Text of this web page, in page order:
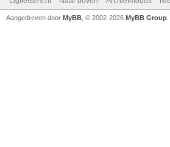
Aangedreven door MyBB , © 2002-2026 MyBB Group